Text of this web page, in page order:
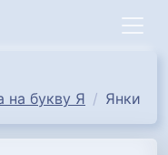
на букву Я
Янки